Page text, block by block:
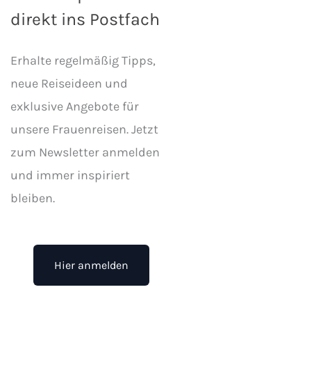
direkt ins Postfach
Erhalte regelmäßig Tipps,
neue Reiseideen und
exklusive Angebote für
unsere Frauenreisen. Jetzt
zum Newsletter anmelden
und immer inspiriert
bleiben.
Hier anmelden